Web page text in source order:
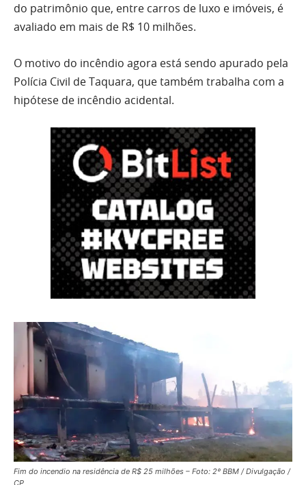
do patrimônio que, entre carros de luxo e imóveis, é
avaliado em mais de R$ 10 milhões.
O motivo do incêndio agora está sendo apurado pela
Polícia Civil de Taquara, que também trabalha com a
hipótese de incêndio acidental.
Fim do incendio na residência de R$ 25 milhões – Foto: 2º BBM / Divulgação /
CP